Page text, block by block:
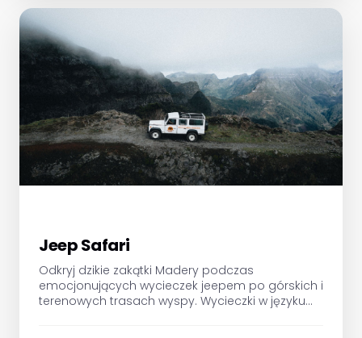
Jeep Safari
Odkryj dzikie zakątki Madery podczas
emocjonujących wycieczek jeepem po górskich i
terenowych trasach wyspy. Wycieczki w języku